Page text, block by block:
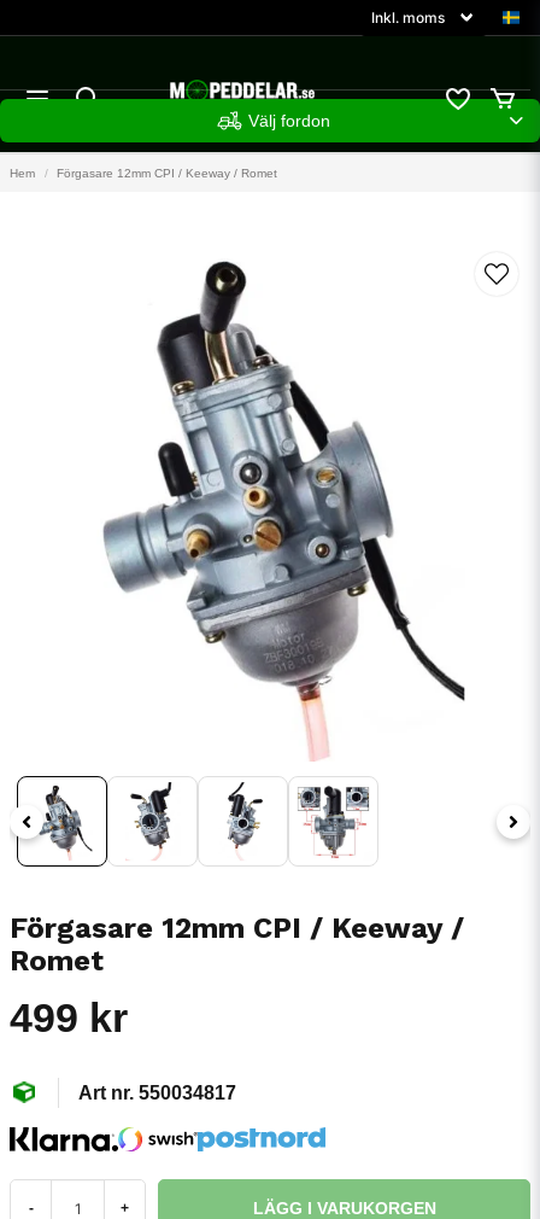
Välj fordon
Hem Förgasare 12mm CPI / Keeway / Romet
Förgasare 12mm CPI / Keeway /
Romet
499 kr
550034817
- + LÄGG I VARUKORGEN